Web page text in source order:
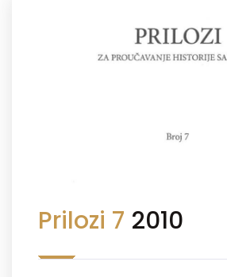
Prilozi 7 2010